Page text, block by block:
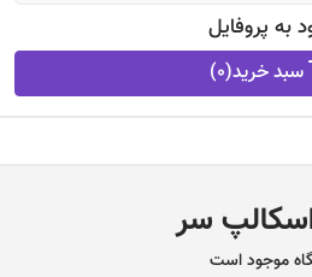
به پروفایل
سبد خرید(0)
سر
موجود است